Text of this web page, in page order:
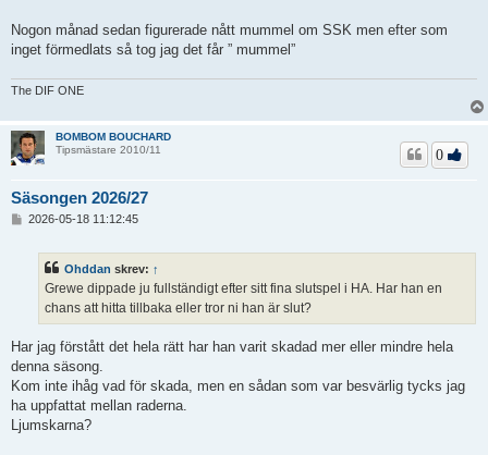
Nogon månad sedan figurerade nått mummel om SSK men efter som
inget förmedlats så tog jag det får ” mummel”
The DIF ONE
BOMBOM BOUCHARD
Tipsmästare 2010/11
Säsongen 2026/27
0
2026-05-18 11:12:45
Ohddan skrev: ↑
Grewe dippade ju fullständigt efter sitt fina slutspel i HA. Har han en
chans att hitta tillbaka eller tror ni han är slut?
Har jag förstått det hela rätt har han varit skadad mer eller mindre hela
denna säsong.
Kom inte ihåg vad för skada, men en sådan som var besvärlig tycks jag
ha uppfattat mellan raderna.
Ljumskarna?